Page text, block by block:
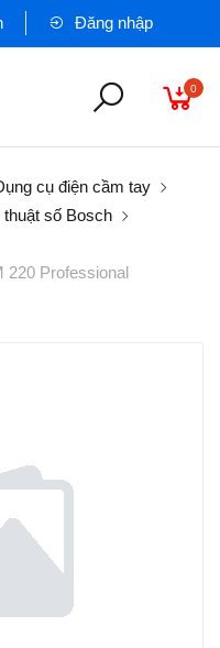
Đăng nhập
0
cụ điện cầm tay
số Bosch
220 Professional